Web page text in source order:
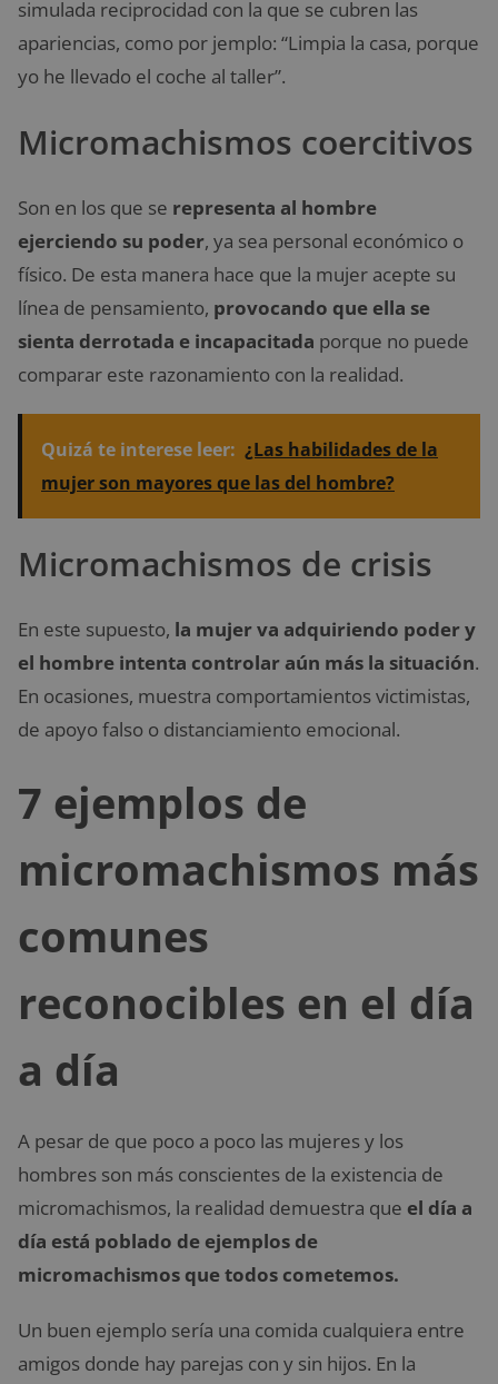
simulada reciprocidad con la que se cubren las
apariencias, como por jemplo: “Limpia la casa, porque
yo he llevado el coche al taller”.
Micromachismos coercitivos
Son en los que se representa al hombre
ejerciendo su poder, ya sea personal económico o
físico. De esta manera hace que la mujer acepte su
línea de pensamiento, provocando que ella se
sienta derrotada e incapacitada porque no puede
comparar este razonamiento con la realidad.
Quizá te interese leer: ¿Las habilidades de la
mujer son mayores que las del hombre?
Micromachismos de crisis
En este supuesto, la mujer va adquiriendo poder y
el hombre intenta controlar aún más la situación.
En ocasiones, muestra comportamientos victimistas,
de apoyo falso o distanciamiento emocional.
7 ejemplos de
micromachismos más
comunes
reconocibles en el día
a día
A pesar de que poco a poco las mujeres y los
hombres son más conscientes de la existencia de
micromachismos, la realidad demuestra que el día a
día está poblado de ejemplos de
micromachismos que todos cometemos.
Un buen ejemplo sería una comida cualquiera entre
amigos donde hay parejas con y sin hijos. En la